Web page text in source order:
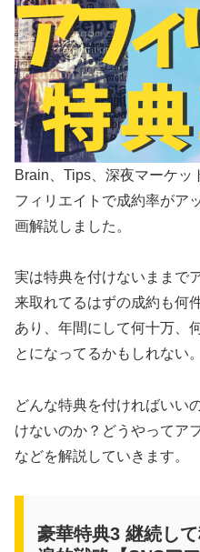
Brain、Tips、深夜マーケッ
フィリエイトで成約率がア
画解説しました。
実は特典を付けないままで
来取れてるはずの成約も何
あり、年間にして何十万、
とになってるかもしれない。
どんな特典を付ければいい
けないのか？どうやってア
などを解説していきます。
豪華特典3 継続し